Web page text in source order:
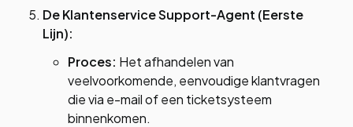
De Klantenservice Support-Agent (Eerste
Lijn):
Proces: Het afhandelen van
veelvoorkomende, eenvoudige klantvragen
die via e-mail of een ticketsysteem
binnenkomen.